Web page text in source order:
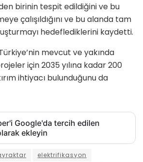
birinin tespit edildiğini ve bu
çalışıldığını ve bu alanda tam
hedeflediklerini kaydetti.
mevcut ve yakında
için 2035 yılına kadar 200
ihtiyacı bulunduğunu da
Google'da tercih edilen
ekleyin
elektrifikasyon